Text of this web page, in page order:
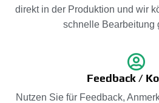
direkt in der Produktion und wir
schnelle Bearbeitung
Feedback /
Nutzen Sie für Feedback,